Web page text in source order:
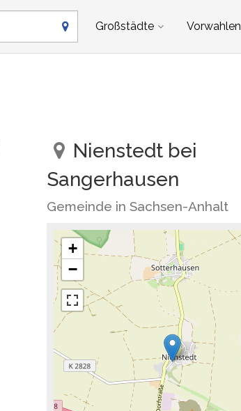
Großstädte Vorwahlen
Nienstedt bei
Sangerhausen
Gemeinde in Sachsen-Anhalt
+
−